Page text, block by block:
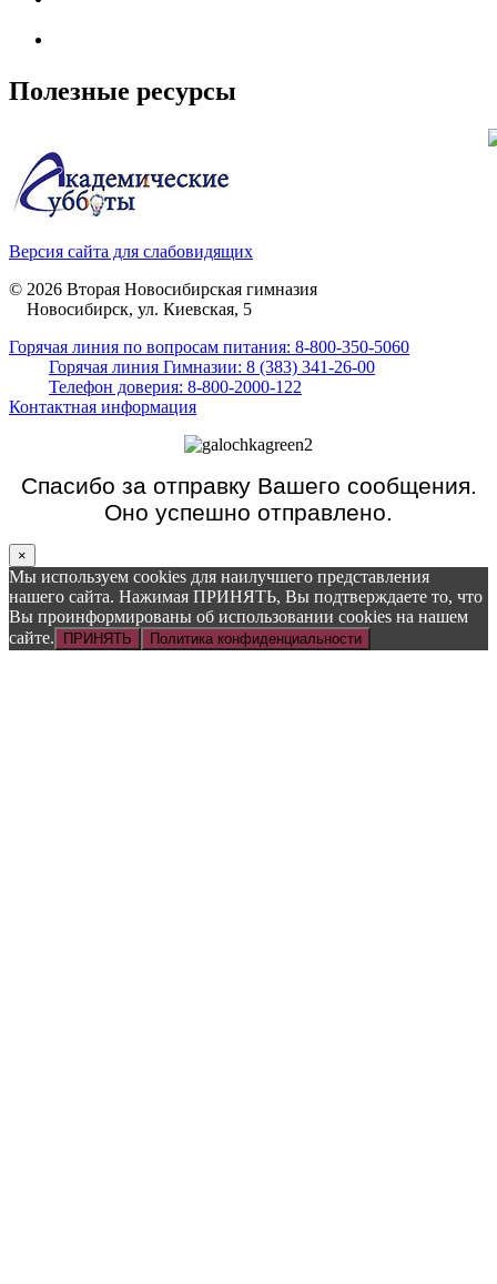
Полезные ресурсы
Версия сайта для слабовидящих
© 2026 Вторая Новосибирская гимназия
Новосибирск, ул. Киевская, 5
Горячая линия по вопросам питания: 8-800-350-5060
Горячая линия Гимназии: 8 (383) 341-26-00
Телефон доверия: 8-800-2000-122
Контактная информация
Спасибо за отправку Вашего сообщения.
Оно успешно отправлено.
×
Мы используем cookies для наилучшего представления
нашего сайта. Нажимая ПРИНЯТЬ, Вы подтверждаете то, что
Вы проинформированы об использовании cookies на нашем
сайте.
ПРИНЯТЬ Политика конфиденциальности